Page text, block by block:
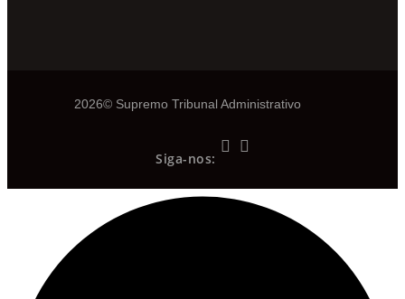
2026© Supremo Tribunal Administrativo
Siga-nos: